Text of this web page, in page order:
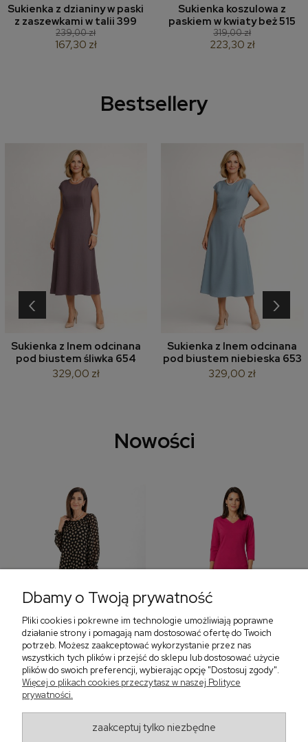
Sukienka z dzianiny w paski
z zaszewkami w talii 399
239,00 zł
167,30 zł
Sukienka koszulowa z
paskiem w kwiaty beż 515
319,00 zł
223,30 zł
Bestsellery
Sukienka z lnem odcinana
pod biustem śliwka 654
329,00 zł
Sukienka z lnem odcinana
pod biustem niebieska 653
329,00 zł
‹ ›
Nowości
Sukienka z falbaną i
bufiastym rękawem w
405,30 zł
Sukienka z dekoltem w
299,00 zł
‹
Dbamy o Twoją prywatność
Pliki cookies i pokrewne im technologie umożliwiają poprawne
działanie strony i pomagają nam dostosować ofertę do Twoich
potrzeb. Możesz zaakceptować wykorzystanie przez nas
wszystkich tych plików i przejść do sklepu lub dostosować użycie
plików do swoich preferencji, wybierając opcję "Dostosuj zgody".
Więcej o plikach cookies przeczytasz w naszej Polityce
prywatności.
zaakceptuj tylko niezbędne